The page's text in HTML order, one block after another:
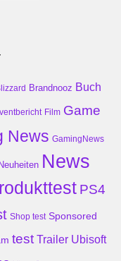
Brandnooz Buch
Film Game
News GamingNews
News
PS4
Shop test Sponsored
test Trailer Ubisoft